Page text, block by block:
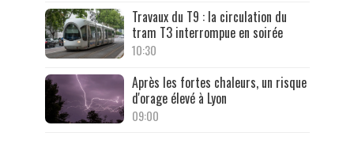
Travaux du T9 : la circulation du
tram T3 interrompue en soirée
10:30
Après les fortes chaleurs, un risque
d'orage élevé à Lyon
09:00